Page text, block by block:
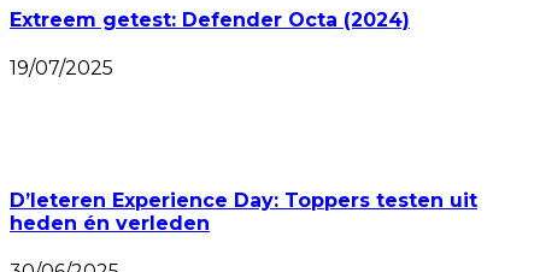
Extreem getest: Defender Octa (2024)
19/07/2025
D’Ieteren Experience Day: Toppers testen uit
heden én verleden